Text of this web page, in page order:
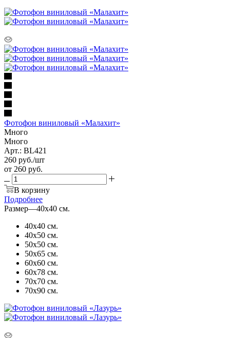
Фотофон виниловый «Малахит»
Много
Много
Арт.: BL421
260 руб./шт
от 260 руб.
В корзину
Подробнее
Размер—40х40 см.
40х40 см.
40х50 см.
50х50 см.
50х65 см.
60х60 см.
60х78 см.
70х70 см.
70х90 см.